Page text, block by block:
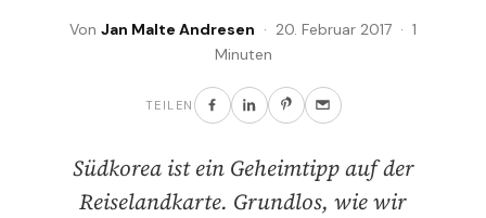
Von Jan Malte Andresen · 20. Februar 2017 · 1
Minuten
TEILEN
Südkorea ist ein Geheimtipp auf der
Reiselandkarte. Grundlos, wie wir